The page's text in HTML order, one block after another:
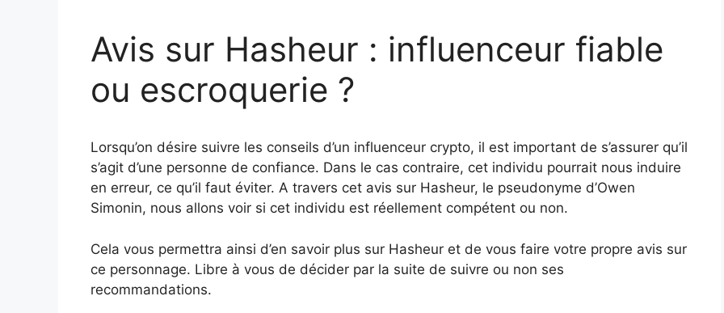
Avis sur Hasheur : influenceur fiable
ou escroquerie ?
Lorsqu’on désire suivre les conseils d’un influenceur crypto, il est important de s’assurer qu’il
s’agit d’une personne de confiance. Dans le cas contraire, cet individu pourrait nous induire
en erreur, ce qu’il faut éviter. A travers cet avis sur Hasheur, le pseudonyme d’Owen
Simonin, nous allons voir si cet individu est réellement compétent ou non.
Cela vous permettra ainsi d’en savoir plus sur Hasheur et de vous faire votre propre avis sur
ce personnage. Libre à vous de décider par la suite de suivre ou non ses
recommandations.